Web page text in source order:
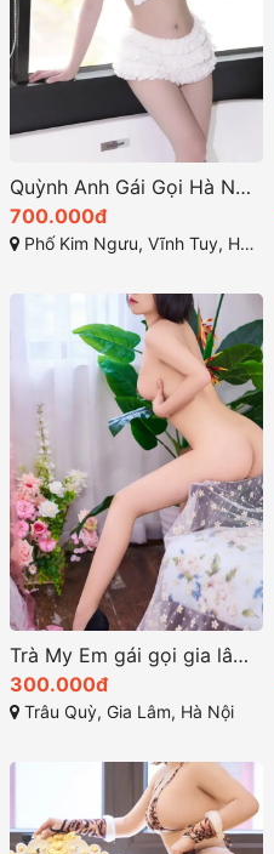
Quỳnh Anh Gái Gọi Hà Nội Xinh Dâm MS 206
700.000đ
Phố Kim Ngưu, Vĩnh Tuy, Hai Bà Trưng, Hà Nội,
Trà My Em gái gọi gia lâm xinh dâm ngọt ngào
300.000đ
Trâu Quỳ, Gia Lâm, Hà Nội